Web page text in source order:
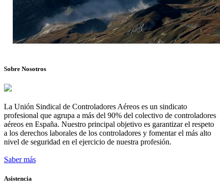
Sobre Nosotros
La Unión Sindical de Controladores Aéreos es un sindicato
profesional que agrupa a más del 90% del colectivo de controladores
aéreos en España. Nuestro principal objetivo es garantizar el respeto
a los derechos laborales de los controladores y fomentar el más alto
nivel de seguridad en el ejercicio de nuestra profesión.
Saber más
Asistencia